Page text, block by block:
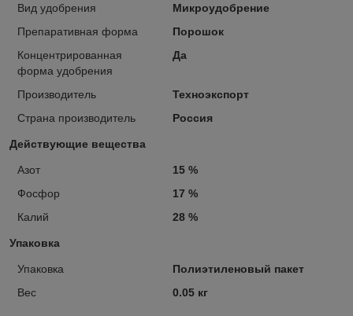
Вид удобрения
Микроудобрение
Препаративная форма
Порошок
Концентрированная
форма удобрения
Да
Производитель
Техноэкспорт
Страна производитель
Россия
Действующие вещества
Азот
15 %
Фосфор
17 %
Калий
28 %
Упаковка
Упаковка
Полиэтиленовый пакет
Вес
0.05 кг